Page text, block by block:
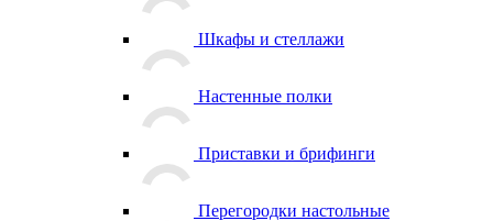
Шкафы и стеллажи
Настенные полки
Приставки и брифинги
Перегородки настольные